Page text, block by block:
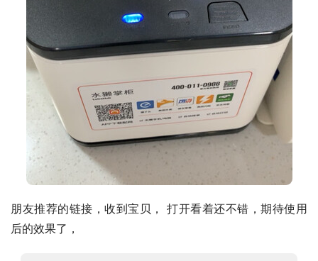
朋友推荐的链接，收到宝贝， 打开看着还不错，期待使用
后的效果了，